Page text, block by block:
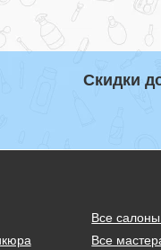
Скидки
Все
Все